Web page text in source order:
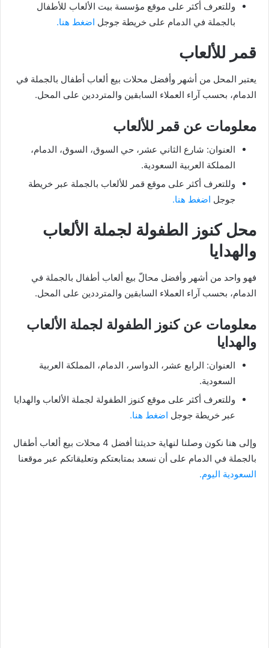
وللتعرف أكثر على موقع مؤسسة بيت الألعاب للأطفال
بالجملة في الدمام على خريطة جوجل اضغط هنا.
قمر للألعاب
يعتبر المحل من أشهر وأفضل محلات بيع ألعاب أطفال بالجملة في
الدمام، بحسب آراء العملاء السابقين والمترددين على المحل.
معلومات عن قمر للألعاب
العنوان: شارع الثاني عشر، حي السوق، السوق، الدمام،
المملكة العربية السعودية.
وللتعرف أكثر على موقع قمر للألعاب بالجملة عبر خريطة
جوجل اضغط هنا.
محل كنوز الطفولة لجملة الألعاب
والهدايا
فهو واحد من أشهر وأفضل محالّ بيع ألعاب أطفال بالجملة في
الدمام، بحسب آراء العملاء السابقين والمترددين على المحل.
معلومات عن كنوز الطفولة لجملة الألعاب
والهدايا
العنوان: الرابع عشر، الدواسر، الدمام، المملكة العربية
السعودية.
وللتعرف أكثر على موقع كنوز الطفولة لجملة الألعاب والهدايا
عبر خريطة جوجل اضغط هنا.
وإلى هنا نكون وصلنا لنهاية حديثنا أفضل 4 محلات بيع ألعاب أطفال
بالجملة في الدمام على أن نسعد بمتابعتكم وتعليقاتكم عبر موقعنا
السعودية اليوم.